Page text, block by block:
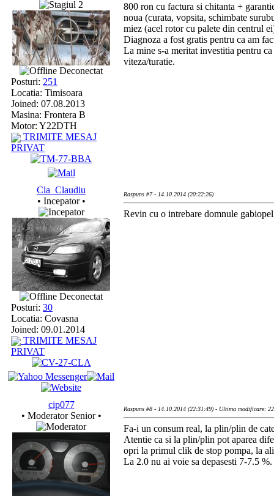
Deconectat
Posturi: 251
Locatia: Timisoara
Joined: 07.08.2013
Masina: Frontera B
Motor: Y22DTH
TRIMITE MESAJ
PRIVAT
800 ron cu factura si chitanta +
noua (curata, vopsita, schimbate
miez (acel rotor cu palete din centrul
Diagnoza a fost gratis pentru ca am
La mine s-a meritat investitia pentru
viteza/turatie.
Cla_Claudiu
• Incepator •
Deconectat
Posturi: 30
Locatia: Covasna
Joined: 09.01.2014
TRIMITE MESAJ
PRIVAT
Raspuns #7 - 14.10.2014 (20:22:26)
Revin cu o intrebare domnule
cip077
• Moderator Senior •
Raspuns #8 - 14.10.2014 (22:31:49) - Ultima modificare:
Fa-i un consum real, la plin/plin de
Atentie ca si la plin/plin pot aparea
opri la primul clik de stop pompa, la
La 2.0 nu ai voie sa depasesti 7-7.5